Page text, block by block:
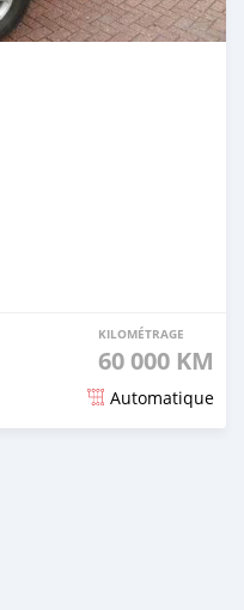
KILOMÉTRAGE
60 000 KM
Automatique